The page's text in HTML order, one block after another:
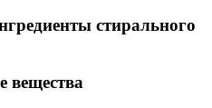
вещества